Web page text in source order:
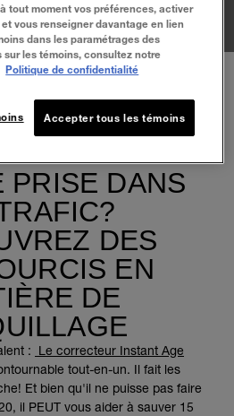
PRISE DANS
DES
EN
DE
: Le correcteur Instant Age
tout-en-un. Il fait les
Et bien qu'il ne puisse pas faire
il PEUT vous aider à sauver 15
tout moment vos préférences, activer
vous renseigner davantage en lien
dans les paramétrages des
sur les témoins, consultez notre
Politique de confidentialité
Accepter tous les témoins